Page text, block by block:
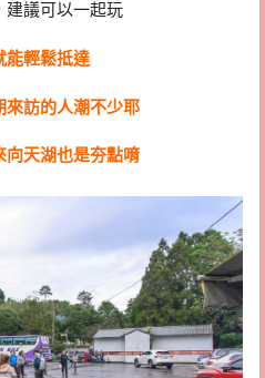
建議可以一起玩
能輕鬆抵達
來訪的人潮不少耶
向天湖也是夯點唷